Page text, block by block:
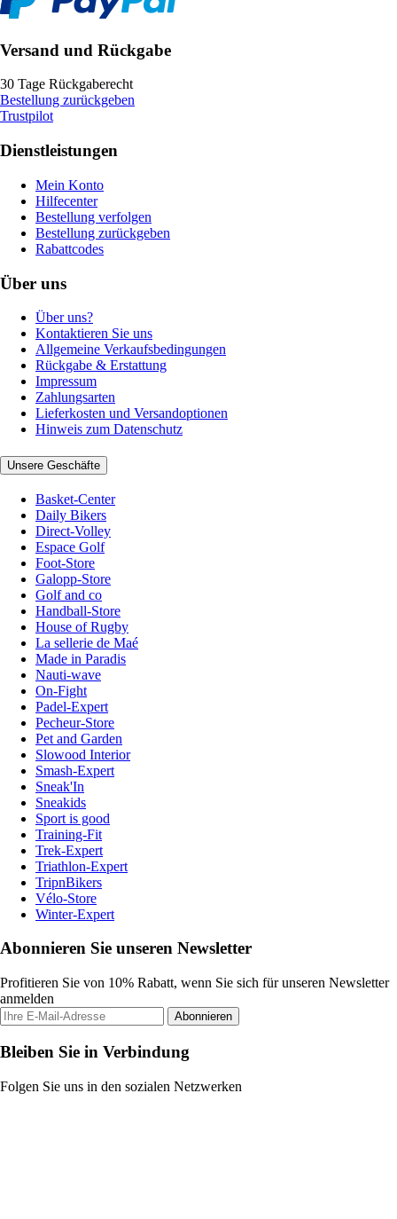
Versand und Rückgabe
30 Tage Rückgaberecht
Bestellung zurückgeben
Trustpilot
Dienstleistungen
Mein Konto
Hilfecenter
Bestellung verfolgen
Bestellung zurückgeben
Rabattcodes
Über uns
Über uns?
Kontaktieren Sie uns
Allgemeine Verkaufsbedingungen
Rückgabe & Erstattung
Impressum
Zahlungsarten
Lieferkosten und Versandoptionen
Hinweis zum Datenschutz
Unsere Geschäfte
Basket-Center
Daily Bikers
Direct-Volley
Espace Golf
Foot-Store
Galopp-Store
Golf and co
Handball-Store
House of Rugby
La sellerie de Maé
Made in Paradis
Nauti-wave
On-Fight
Padel-Expert
Pecheur-Store
Pet and Garden
Slowood Interior
Smash-Expert
Sneak'In
Sneakids
Sport is good
Training-Fit
Trek-Expert
Triathlon-Expert
TripnBikers
Vélo-Store
Winter-Expert
Abonnieren Sie unseren Newsletter
Profitieren Sie von 10% Rabatt, wenn Sie sich für unseren Newsletter
anmelden
Abonnieren
Bleiben Sie in Verbindung
Folgen Sie uns in den sozialen Netzwerken